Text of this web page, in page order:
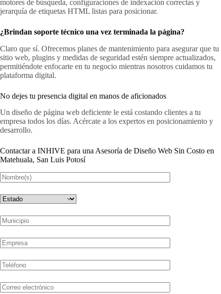
motores de búsqueda, configuraciones de indexación correctas y
jerarquía de etiquetas HTML listas para posicionar.
¿Brindan soporte técnico una vez terminada la página?
Claro que sí. Ofrecemos planes de mantenimiento para asegurar que tu
sitio web, plugins y medidas de seguridad estén siempre actualizados,
permitiéndote enfocarte en tu negocio mientras nosotros cuidamos tu
plataforma digital.
No dejes tu presencia digital en manos de aficionados
Un diseño de página web deficiente le está costando clientes a tu
empresa todos los días. Acércate a los expertos en posicionamiento y
desarrollo.
Contactar a INHIVE para una Asesoría de Diseño Web Sin Costo en
Matehuala, San Luis Potosí